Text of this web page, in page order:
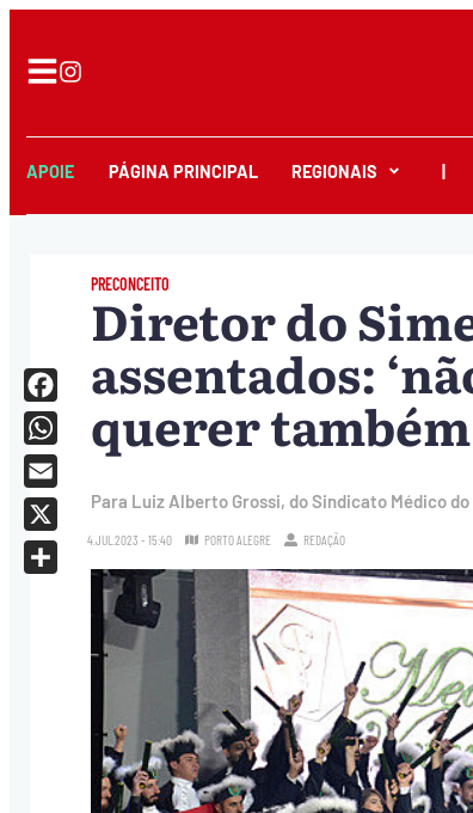
APOIE PÁGINA PRINCIPAL REGIONAIS
PRECONCEITO
Diretor do
assentados:
querer
Para Luiz Alberto Grossi, do Sindicato Médico
4.JUL.2023 - 15:40 PORTO ALEGRE REDAÇÃO
Facebook
WhatsApp
Email
X